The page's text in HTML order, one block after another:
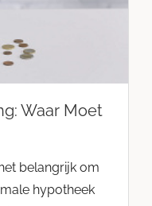
Waar Moet
belangrijk om
hypotheek